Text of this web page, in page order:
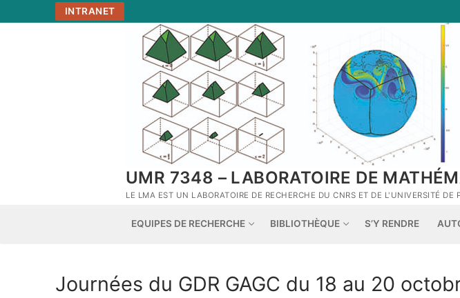
au
INTRANET
UMR 7348 – LABORATOIRE DE
LE LMA EST UN LABORATOIRE DE RECHERCHE DU CNRS ET DE L'UNIVERSITÉ DE
EQUIPES DE RECHERCHE BIBLIOTHÈQUE S’Y RENDRE
Journées du GDR GAGC du 18 au 20